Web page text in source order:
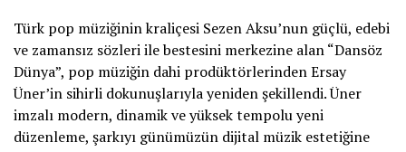
Türk pop müziğinin kraliçesi Sezen Aksu’nun güçlü, edebi
ve zamansız sözleri ile bestesini merkezine alan “Dansöz
Dünya”, pop müziğin dahi prodüktörlerinden Ersay
Üner’in sihirli dokunuşlarıyla yeniden şekillendi. Üner
imzalı modern, dinamik ve yüksek tempolu yeni
düzenleme, şarkıyı günümüzün dijital müzik estetiğine